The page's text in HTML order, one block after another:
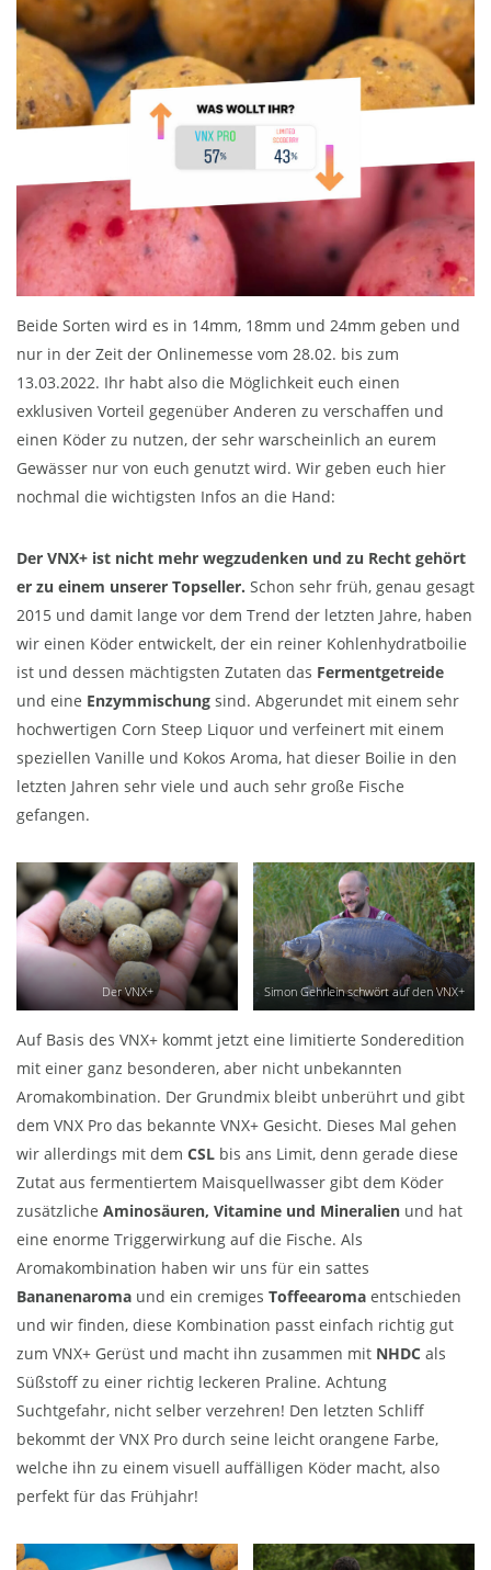
Beide Sorten wird es in 14mm, 18mm und 24mm geben und
nur in der Zeit der Onlinemesse vom 28.02. bis zum
13.03.2022. Ihr habt also die Möglichkeit euch einen
exklusiven Vorteil gegenüber Anderen zu verschaffen und
einen Köder zu nutzen, der sehr warscheinlich an eurem
Gewässer nur von euch genutzt wird. Wir geben euch hier
nochmal die wichtigsten Infos an die Hand:
Der VNX+ ist nicht mehr wegzudenken und zu Recht gehört
er zu einem unserer Topseller. Schon sehr früh, genau gesagt
2015 und damit lange vor dem Trend der letzten Jahre, haben
wir einen Köder entwickelt, der ein reiner Kohlenhydratboilie
ist und dessen mächtigsten Zutaten das Fermentgetreide
und eine Enzymmischung sind. Abgerundet mit einem sehr
hochwertigen Corn Steep Liquor und verfeinert mit einem
speziellen Vanille und Kokos Aroma, hat dieser Boilie in den
letzten Jahren sehr viele und auch sehr große Fische
gefangen.
Der VNX+ Simon Gehrlein schwört auf den VNX+
Auf Basis des VNX+ kommt jetzt eine limitierte Sonderedition
mit einer ganz besonderen, aber nicht unbekannten
Aromakombination. Der Grundmix bleibt unberührt und gibt
dem VNX Pro das bekannte VNX+ Gesicht. Dieses Mal gehen
wir allerdings mit dem CSL bis ans Limit, denn gerade diese
Zutat aus fermentiertem Maisquellwasser gibt dem Köder
zusätzliche Aminosäuren, Vitamine und Mineralien und hat
eine enorme Triggerwirkung auf die Fische. Als
Aromakombination haben wir uns für ein sattes
Bananenaroma und ein cremiges Toffeearoma entschieden
und wir finden, diese Kombination passt einfach richtig gut
zum VNX+ Gerüst und macht ihn zusammen mit NHDC als
Süßstoff zu einer richtig leckeren Praline. Achtung
Suchtgefahr, nicht selber verzehren! Den letzten Schliff
bekommt der VNX Pro durch seine leicht orangene Farbe,
welche ihn zu einem visuell auffälligen Köder macht, also
perfekt für das Frühjahr!